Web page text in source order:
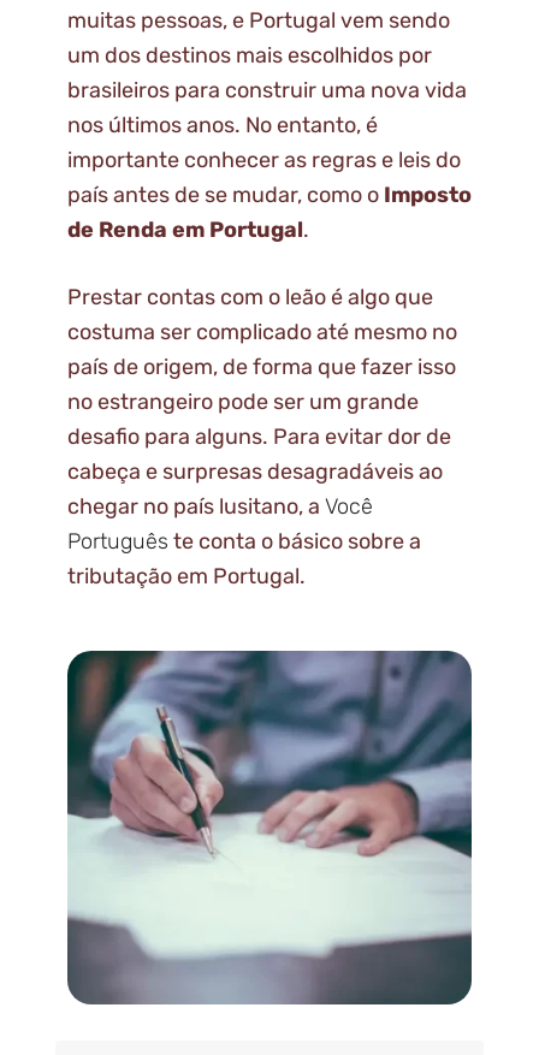
muitas pessoas, e Portugal vem sendo
um dos destinos mais escolhidos por
brasileiros para construir uma nova vida
nos últimos anos. No entanto, é
importante conhecer as regras e leis do
país antes de se mudar, como o Imposto
de Renda em Portugal.
Prestar contas com o leão é algo que
costuma ser complicado até mesmo no
país de origem, de forma que fazer isso
no estrangeiro pode ser um grande
desafio para alguns. Para evitar dor de
cabeça e surpresas desagradáveis ao
chegar no país lusitano, a Você
Português te conta o básico sobre a
tributação em Portugal.